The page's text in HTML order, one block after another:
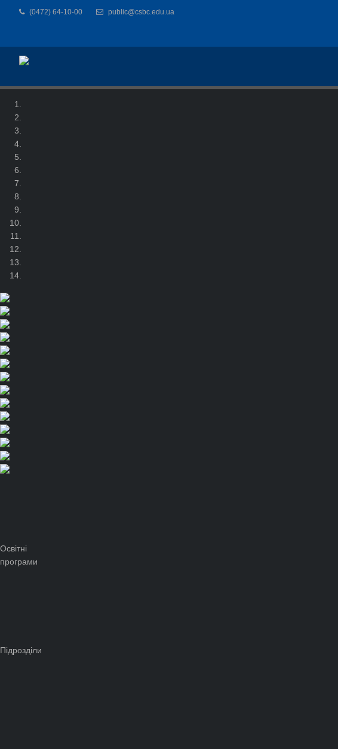
(0472) 64-10-00 public@csbc.edu.ua
Освітні
програми
Підрозділи